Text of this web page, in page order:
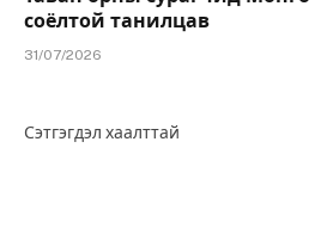
соёлтой танилцав
31/07/2026
Сэтгэгдэл хаалттай